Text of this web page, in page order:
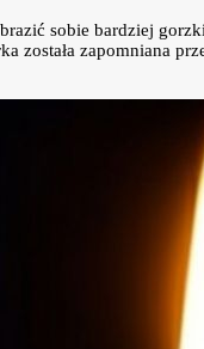
sobie bardziej
została zapomniana